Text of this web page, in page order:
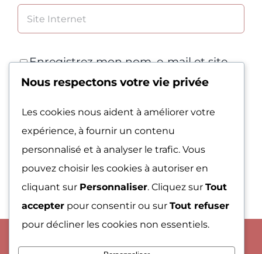
Enregistrez mon nom, e-mail et site
Web dans ce navigateur pour la
prochaine fois que je commenterai.
Nous respectons votre vie privée
Les cookies nous aident à améliorer votre
expérience, à fournir un contenu
personnalisé et à analyser le trafic. Vous
pouvez choisir les cookies à autoriser en
cliquant sur Personnaliser. Cliquez sur Tout
accepter pour consentir ou sur Tout refuser
pour décliner les cookies non essentiels.